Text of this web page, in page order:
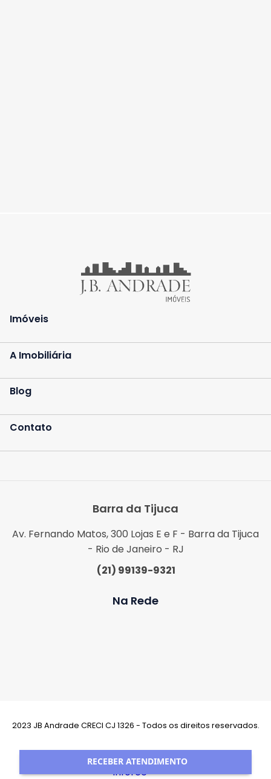
RECEBER ATENDIMENTO
Imóveis
A Imobiliária
Blog
Contato
Barra da Tijuca
Av. Fernando Matos, 300 Lojas E e F - Barra da Tijuca
- Rio de Janeiro - RJ
(21) 99139-9321
Na Rede
2023 JB Andrade CRECI CJ 1326 - Todos os direitos reservados.